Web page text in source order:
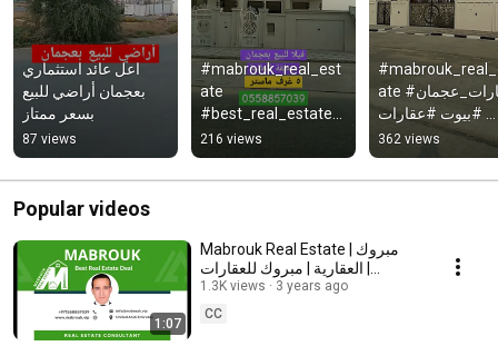
اعل عائد استثماري
بعجمان أراضي للبيع
بسعر ممتاز
87 views
#mabrouk_real_est
ate
#best_real_estate_
deal #عقارات_عجمان
#عقارات #بيوت
#ajman
216 views
ate #عقارات_عجمان
#بيوت #عقارات
#ajman
362 views
Popular videos
1:07
Mabrouk Real Estate | مبروك
العقارية | مبروك للعقارات |
Mabrouk VIP | Mabrouk
Property
1.3K views
3 years ago
CC